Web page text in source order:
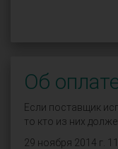
Об
Если поставщик
то кто из них
29 ноября 2014 г.